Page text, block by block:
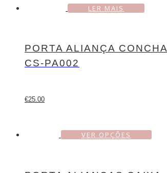
LER MAIS
PORTA ALIANÇA CONCHA
CS-PA002
€25.00
VER OPÇÕES